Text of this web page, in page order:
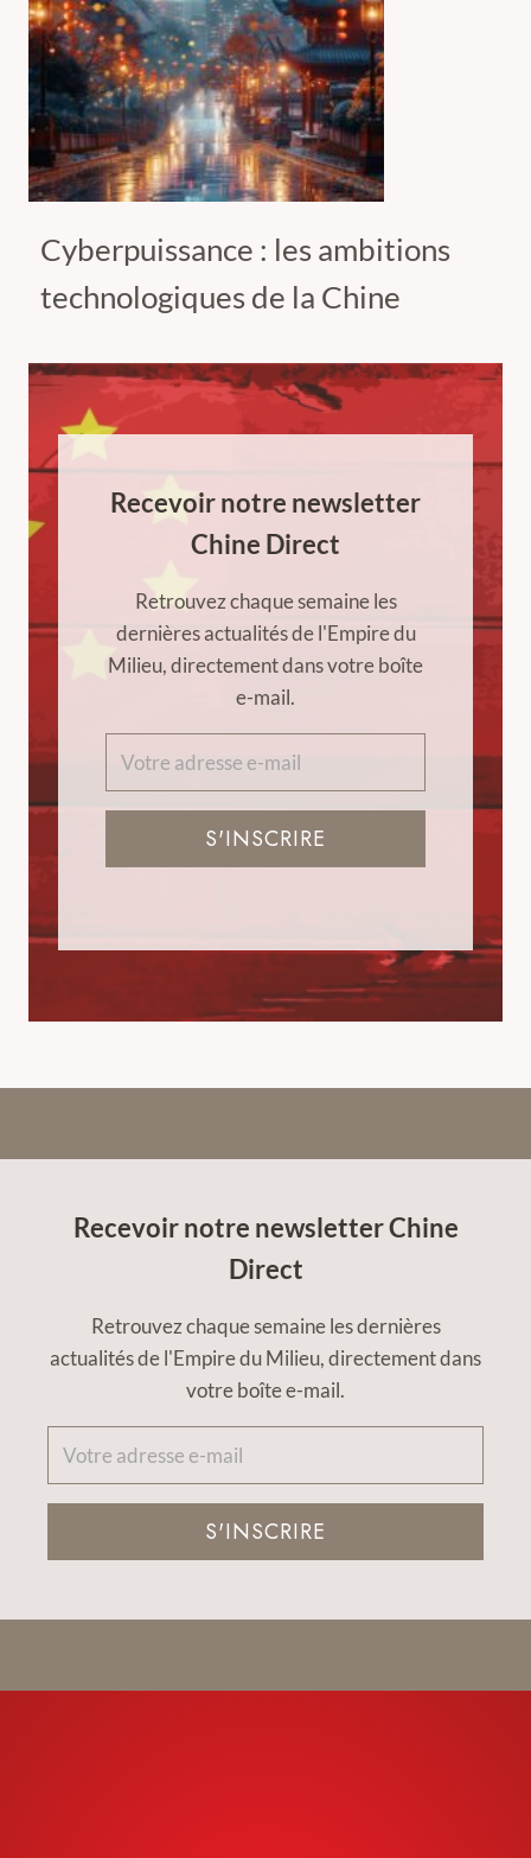
Cyberpuissance : les ambitions
technologiques de la Chine
Recevoir notre newsletter
Chine Direct
Retrouvez chaque semaine les
dernières actualités de l'Empire du
Milieu, directement dans votre boîte
e-mail.
S'INSCRIRE
Recevoir notre newsletter Chine
Direct
Retrouvez chaque semaine les dernières
actualités de l'Empire du Milieu, directement dans
votre boîte e-mail.
S'INSCRIRE